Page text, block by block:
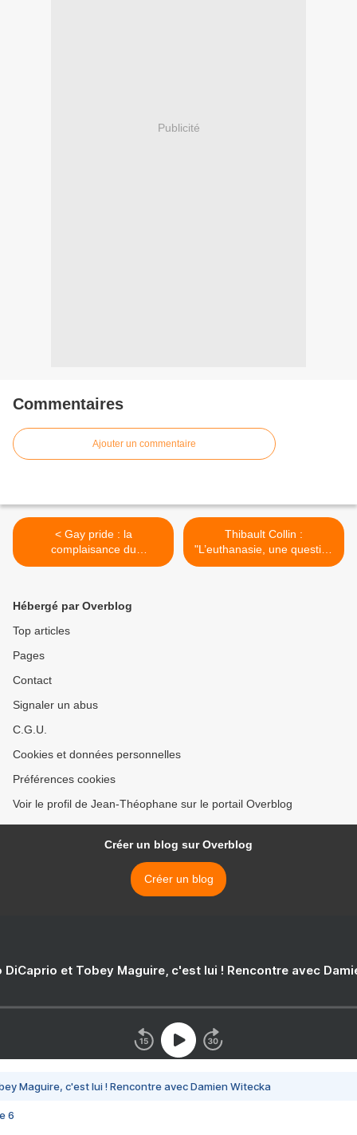
Publicité
Commentaires
Ajouter un commentaire
< Gay pride : la
complaisance du
gouvernement
Thibault Collin :
"L’euthanasie, une question
de civilisation" >
Hébergé par Overblog
Top articles
Pages
Contact
Signaler un abus
C.G.U.
Cookies et données personnelles
Préférences cookies
Voir le profil de Jean-Théophane sur le portail Overblog
Créer un blog sur Overblog
Créer un blog
DiCaprio et Tobey Maguire, c'est lui ! Rencontre avec
Maguire, c'est lui ! Rencontre avec Damien Witecka
6